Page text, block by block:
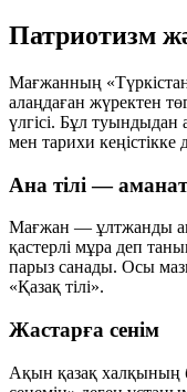
Патриотизм
Мағжанның
алаңдаған жүректен
үлгісі. Бұл туындыдан
мен тарихи кеңістікке
Ана тілі — аманат
Мағжан — ұлтжанды
қастерлі мұра деп
парыз санады. Осы
«Қазақ тілі».
Жастарға сенім
Ақын қазақ халқының